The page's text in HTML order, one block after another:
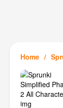
Home